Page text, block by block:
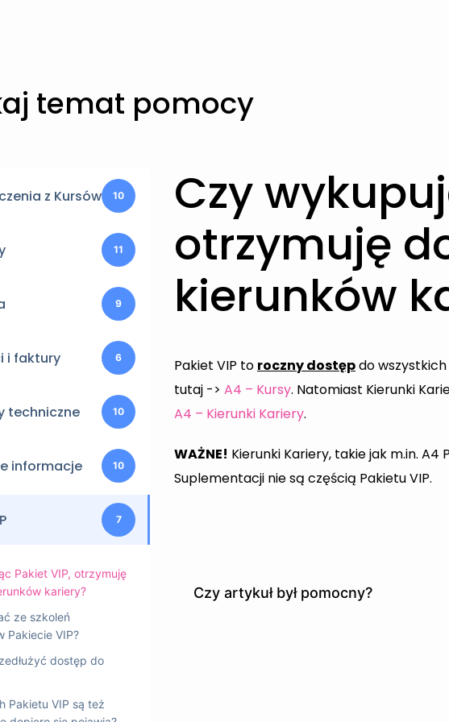
temat pomocy
z Kursów 10
11
9
i faktury 6
techniczne 10
informacje 10
7
Pakiet VIP, otrzymuję
kariery?
ze szkoleń
Pakiecie VIP?
dostęp do
Pakietu VIP są też
Czy
otrzymuję
kierunków
Pakiet VIP to roczny dostępdo
tutaj -> A4 – Kursy. Natomiast Kierunki
A4 – Kierunki Kariery.
WAŻNE! Kierunki Kariery, takie jak m.in.
Suplementacji nie są częścią Pakietu VIP.
Czy artykuł był pomocny?